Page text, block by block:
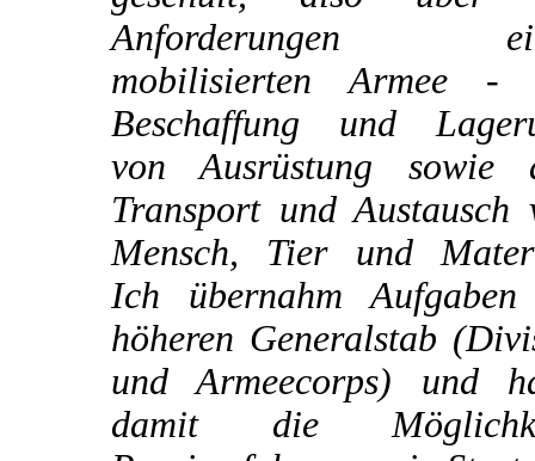
Anforderungen
mobilisierten Armee -
Beschaffung und
von Ausrüstung sowie
Transport und Austausch
Mensch, Tier und
Ich übernahm
höheren Generalstab
und Armeecorps) und
damit die